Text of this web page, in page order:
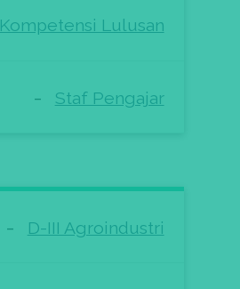
Kompetensi Lulusan
Staf Pengajar
D-III Agroindustri